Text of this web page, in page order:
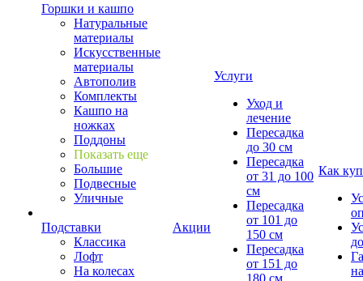
Горшки и кашпо
Натуральные
материалы
Искусственные
материалы
Автополив
Комплекты
Кашпо на
ножках
Поддоны
Показать еще
Большие
Подвесные
Уличные
Подставки
Классика
Лофт
На колесах
Акции
Услуги
Уход и
лечение
Пересадка
до 30 см
Пересадка
от 31 до 100
см
Пересадка
от 101 до
150 см
Пересадка
от 151 до
180 см
Как